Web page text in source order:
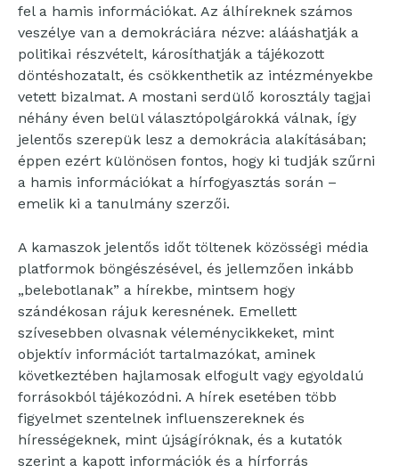
fel a hamis információkat. Az álhíreknek számos
veszélye van a demokráciára nézve: alááshatják a
politikai részvételt, károsíthatják a tájékozott
döntéshozatalt, és csökkenthetik az intézményekbe
vetett bizalmat. A mostani serdülő korosztály tagjai
néhány éven belül választópolgárokká válnak, így
jelentős szerepük lesz a demokrácia alakításában;
éppen ezért különösen fontos, hogy ki tudják szűrni
a hamis információkat a hírfogyasztás során –
emelik ki a tanulmány szerzői.
A kamaszok jelentős időt töltenek közösségi média
platformok böngészésével, és jellemzően inkább
„belebotlanak” a hírekbe, mintsem hogy
szándékosan rájuk keresnének. Emellett
szívesebben olvasnak véleménycikkeket, mint
objektív információt tartalmazókat, aminek
következtében hajlamosak elfogult vagy egyoldalú
forrásokból tájékozódni. A hírek esetében több
figyelmet szentelnek influenszereknek és
hírességeknek, mint újságíróknak, és a kutatók
szerint a kapott információk és a hírforrás